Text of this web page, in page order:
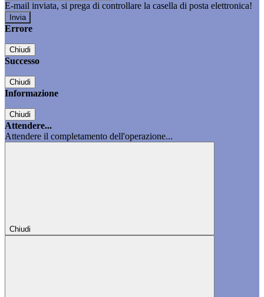
E-mail inviata, si prega di controllare la casella di posta elettronica!
Errore
Chiudi
Successo
Chiudi
Informazione
Chiudi
Attendere...
Attendere il completamento dell'operazione...
Chiudi